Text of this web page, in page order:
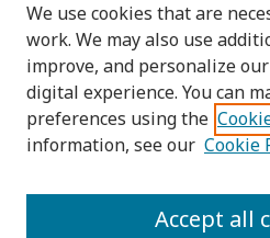
Browse
Collections
Disciplines
Authors
We use cookies that are
work. We may also use
improve, and personalize
digital experience. You can
preferences using the
information, see our Cookie
Accept all